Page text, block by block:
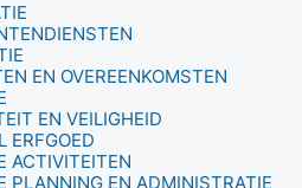
EN OVEREENKOMSTEN
EN VEILIGHEID
ERFGOED
ACTIVITEITEN
PLANNING EN ADMINISTRATIE